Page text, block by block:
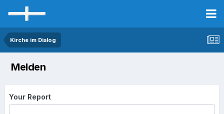
Kirche im Dialog
Melden
Your Report